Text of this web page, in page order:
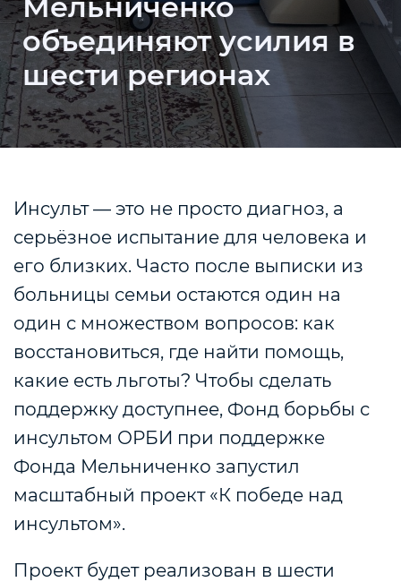
объединяют усилия в
шести регионах
Инсульт — это не просто диагноз, а
серьёзное испытание для человека и
его близких. Часто после выписки из
больницы семьи остаются один на
один с множеством вопросов: как
восстановиться, где найти помощь,
какие есть льготы? Чтобы сделать
поддержку доступнее, Фонд борьбы с
инсультом ОРБИ при поддержке
Фонда Мельниченко запустил
масштабный проект «К победе над
инсультом».
Проект будет реализован в шести